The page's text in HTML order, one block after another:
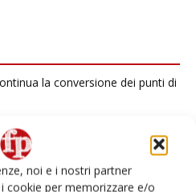
noi e i nostri partner
cookie per memorizzare e/o
la conversione dei punti di
è Metis… e può rivoluzionare la